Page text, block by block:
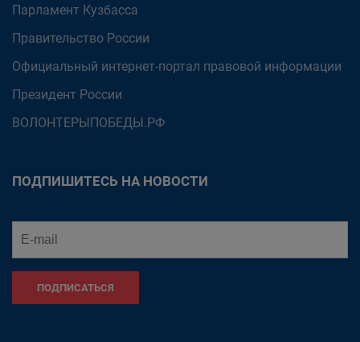
Парламент Кузбасса
Правительство России
Официальный интернет-портал правовой информации
Президент России
ВОЛОНТЕРЫПОБЕДЫ.РФ
ПОДПИШИТЕСЬ НА НОВОСТИ
ПОДПИСАТЬСЯ